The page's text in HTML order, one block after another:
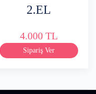
2.EL
4.000 TL
Sipariş Ver